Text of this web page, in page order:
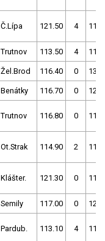
Č.Lípa 121.50 4
Trutnov 113.50 4
Žel.Brod 116.40 0
Benátky 116.70 0
Trutnov 116.80 0
Ot.Strak 114.90 2
Klášter. 121.30 0
Semily 117.00 0
Pardub. 113.10 4